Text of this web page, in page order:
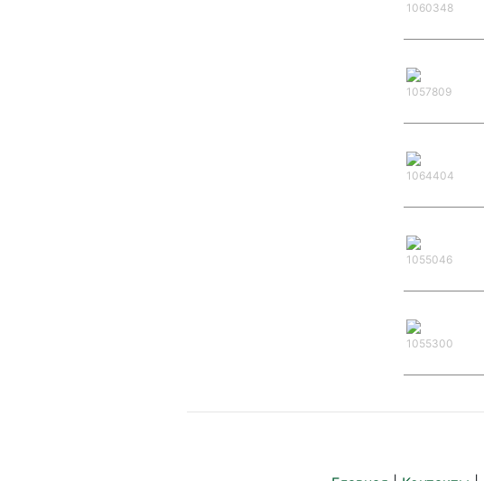
1060348
1057809
1064404
1055046
1055300